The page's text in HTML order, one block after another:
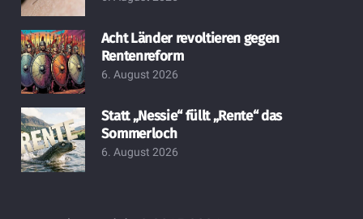
Acht Länder revoltieren gegen
Rentenreform
6. August 2026
Statt „Nessie“ füllt „Rente“ das
Sommerloch
6. August 2026